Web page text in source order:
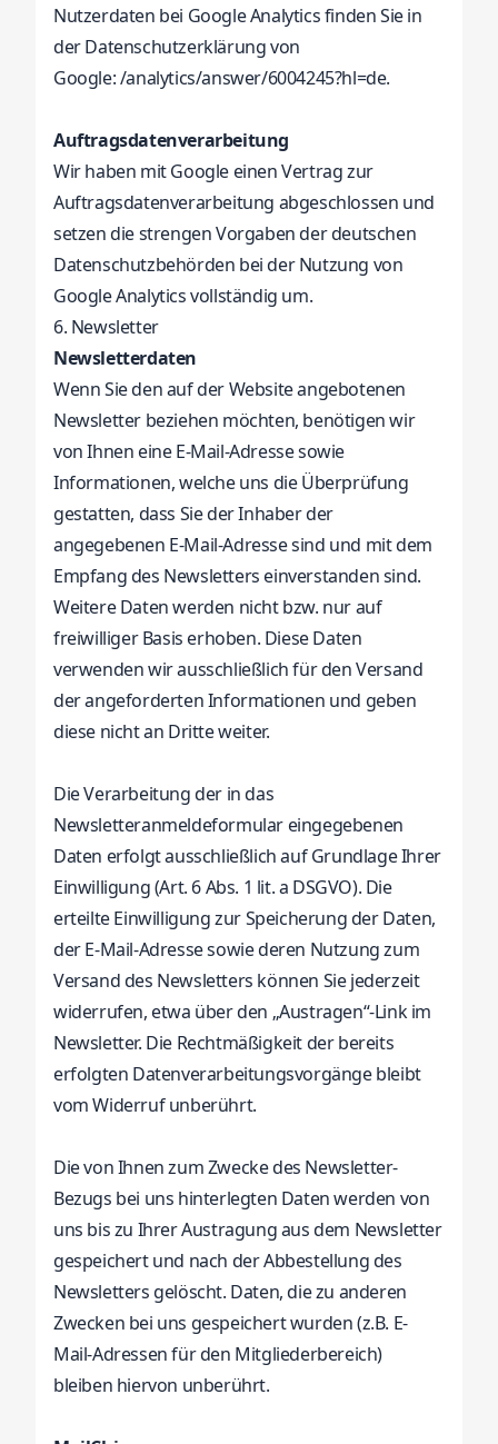
Nutzerdaten bei Google Analytics finden Sie in
der Datenschutzerklärung von
Google:/analytics/answer/6004245?hl=de.
Auftragsdatenverarbeitung
Wir haben mit Google einen Vertrag zur
Auftragsdatenverarbeitung abgeschlossen und
setzen die strengen Vorgaben der deutschen
Datenschutzbehörden bei der Nutzung von
Google Analytics vollständig um.
6. Newsletter
Newsletterdaten
Wenn Sie den auf der Website angebotenen
Newsletter beziehen möchten, benötigen wir
von Ihnen eine E-Mail-Adresse sowie
Informationen, welche uns die Überprüfung
gestatten, dass Sie der Inhaber der
angegebenen E-Mail-Adresse sind und mit dem
Empfang des Newsletters einverstanden sind.
Weitere Daten werden nicht bzw. nur auf
freiwilliger Basis erhoben. Diese Daten
verwenden wir ausschließlich für den Versand
der angeforderten Informationen und geben
diese nicht an Dritte weiter.
Die Verarbeitung der in das
Newsletteranmeldeformular eingegebenen
Daten erfolgt ausschließlich auf Grundlage Ihrer
Einwilligung (Art. 6 Abs. 1 lit. a DSGVO). Die
erteilte Einwilligung zur Speicherung der Daten,
der E-Mail-Adresse sowie deren Nutzung zum
Versand des Newsletters können Sie jederzeit
widerrufen, etwa über den „Austragen“-Link im
Newsletter. Die Rechtmäßigkeit der bereits
erfolgten Datenverarbeitungsvorgänge bleibt
vom Widerruf unberührt.
Die von Ihnen zum Zwecke des Newsletter-
Bezugs bei uns hinterlegten Daten werden von
uns bis zu Ihrer Austragung aus dem Newsletter
gespeichert und nach der Abbestellung des
Newsletters gelöscht. Daten, die zu anderen
Zwecken bei uns gespeichert wurden (z.B. E-
Mail-Adressen für den Mitgliederbereich)
bleiben hiervon unberührt.